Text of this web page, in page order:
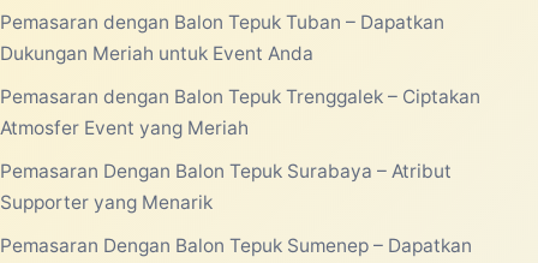
Pemasaran dengan Balon Tepuk Tuban – Dapatkan
Dukungan Meriah untuk Event Anda
Pemasaran dengan Balon Tepuk Trenggalek – Ciptakan
Atmosfer Event yang Meriah
Pemasaran Dengan Balon Tepuk Surabaya – Atribut
Supporter yang Menarik
Pemasaran Dengan Balon Tepuk Sumenep – Dapatkan